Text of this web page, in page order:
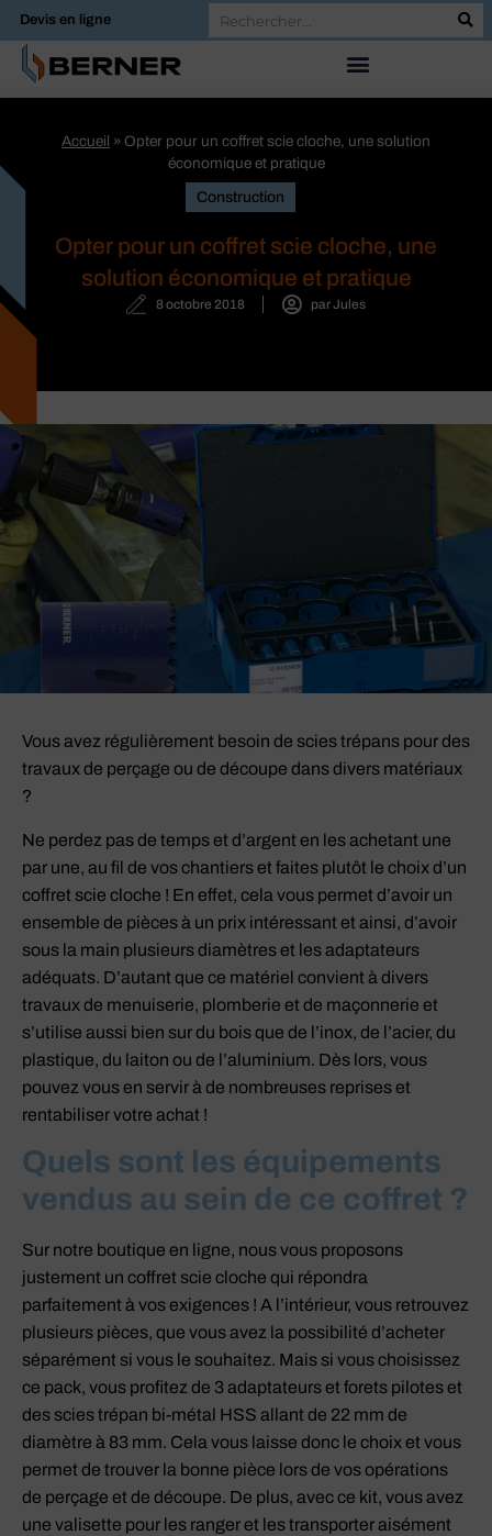
Devis en ligne
Accueil » Opter pour un coffret scie cloche, une solution
économique et pratique
Construction
Opter pour un coffret scie cloche, une
solution économique et pratique
8 octobre 2018 parJules
Vous avez régulièrement besoin de scies trépans pour des
travaux de perçage ou de découpe dans divers matériaux
?
Ne perdez pas de temps et d’argent en les achetant une
par une, au fil de vos chantiers et faites plutôt le choix d’un
coffret scie cloche ! En effet, cela vous permet d’avoir un
ensemble de pièces à un prix intéressant et ainsi, d’avoir
sous la main plusieurs diamètres et les adaptateurs
adéquats. D’autant que ce matériel convient à divers
travaux de menuiserie, plomberie et de maçonnerie et
s’utilise aussi bien sur du bois que de l’inox, de l’acier, du
plastique, du laiton ou de l’aluminium. Dès lors, vous
pouvez vous en servir à de nombreuses reprises et
rentabiliser votre achat !
Quels sont les équipements
vendus au sein de ce coffret ?
Sur notre boutique en ligne, nous vous proposons
justement un coffret scie cloche qui répondra
parfaitement à vos exigences ! A l’intérieur, vous retrouvez
plusieurs pièces, que vous avez la possibilité d’acheter
séparément si vous le souhaitez. Mais si vous choisissez
ce pack, vous profitez de 3 adaptateurs et forets pilotes et
des scies trépan bi-métal HSS allant de 22 mm de
diamètre à 83 mm. Cela vous laisse donc le choix et vous
permet de trouver la bonne pièce lors de vos opérations
de perçage et de découpe. De plus, avec ce kit, vous avez
une valisette pour les ranger et les transporter aisément